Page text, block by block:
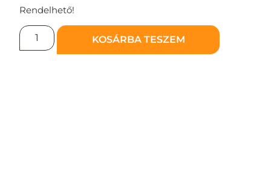
Rendelhető!
KOSÁRBA TESZEM